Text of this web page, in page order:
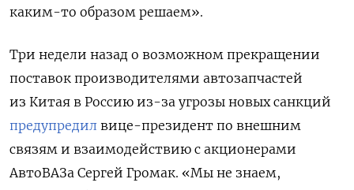
каким-то образом решаем».
Три недели назад о возможном прекращении
поставок производителями автозапчастей
из Китая в Россию из-за угрозы новых санкций
предупредил вице-президент по внешним
связям и взаимодействию с акционерами
АвтоВАЗа Сергей Громак. «Мы не знаем,